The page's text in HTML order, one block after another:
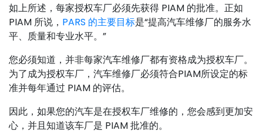
如上所述，每家授权车厂必须先获得 PIAM 的批准。正如
PIAM 所说， PARS 的主要目标是“提高汽车维修厂的服务水
平、质量和专业水平。”
您必须知道，并非每家汽车维修厂都有资格成为授权车厂。
为了成为授权车厂，汽车维修厂必须符合PIAM所设定的标
准并每年通过 PIAM 的评估。
因此，如果您的汽车是在授权车厂维修的，您会感到更加安
心，并且知道该车厂是 PIAM 批准的。